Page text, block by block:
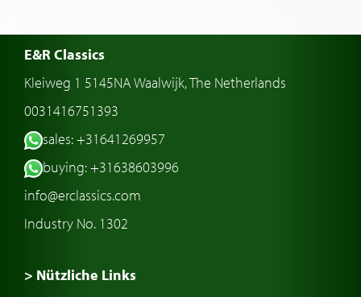
E&R Classics
Kleiweg 1 5145NA Waalwijk, The Netherlands
0031416751393
sales: +31641269957
buying: +31638603996
info@erclassics.com
Industry No. 1302
> Nützliche Links